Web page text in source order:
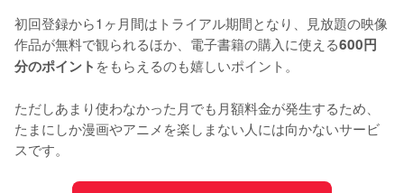
初回登録から1ヶ月間はトライアル期間となり、見放題の映像
作品が無料で観られるほか、電子書籍の購入に使える600円
分のポイント をもらえるのも嬉しいポイント。
ただしあまり使わなかった月でも月額料金が発生するため、
たまにしか漫画やアニメを楽しまない人には向かないサービ
スです。